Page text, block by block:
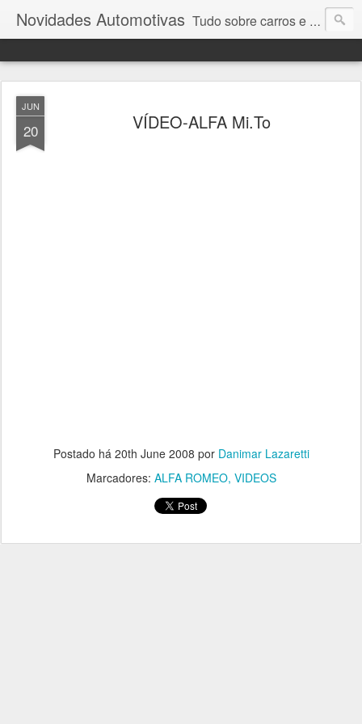
Novidades Automotivas Tudo sobre carros e motores
JUN
20 VÍDEO-ALFA Mi.To
Postado há 20th June 2008 por Danimar Lazaretti
Marcadores: ALFA ROMEO VIDEOS